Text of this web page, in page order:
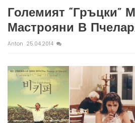
Големият “гръцки”
Мастрояни В
Anton 25.04.2014